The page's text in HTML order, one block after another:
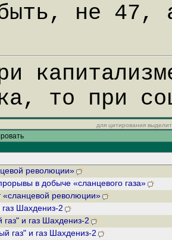
не 47,
то при
для цитирования
революции»
в добыче «сланцевого газа»
революции»
Шахдениз-2
и газ Шахдениз-2
газ" и газ Шахдениз-2